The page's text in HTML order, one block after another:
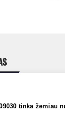
tinka žemiau